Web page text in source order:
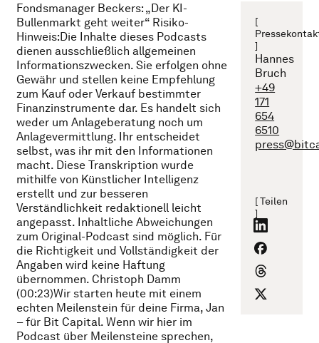
Fondsmanager Beckers: „Der KI-
Bullenmarkt geht weiter“ Risiko-
Hinweis:Die Inhalte dieses Podcasts
dienen ausschließlich allgemeinen
Informationszwecken. Sie erfolgen ohne
Gewähr und stellen keine Empfehlung
zum Kauf oder Verkauf bestimmter
Finanzinstrumente dar. Es handelt sich
weder um Anlageberatung noch um
Anlagevermittlung. Ihr entscheidet
selbst, was ihr mit den Informationen
macht. Diese Transkription wurde
mithilfe von Künstlicher Intelligenz
erstellt und zur besseren
Verständlichkeit redaktionell leicht
angepasst. Inhaltliche Abweichungen
zum Original-Podcast sind möglich. Für
die Richtigkeit und Vollständigkeit der
Angaben wird keine Haftung
übernommen. Christoph Damm
(00:23)Wir starten heute mit einem
echten Meilenstein für deine Firma, Jan
– für Bit Capital. Wenn wir hier im
Podcast über Meilensteine sprechen,
[
]
Hannes
Bruch
+49
171
654
6510
[ Teilen
]